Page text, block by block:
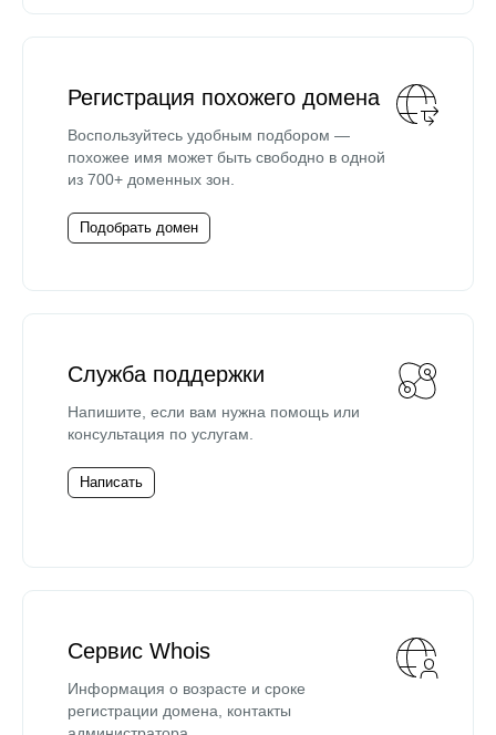
Регистрация похожего домена
Воспользуйтесь удобным подбором —
похожее имя может быть свободно в одной
из 700+ доменных зон.
Подобрать домен
Служба поддержки
Напишите, если вам нужна помощь или
консультация по услугам.
Написать
Сервис Whois
Информация о возрасте и сроке
регистрации домена, контакты